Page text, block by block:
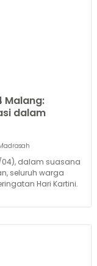
Malang:
dalam
04), dalam suasana
seluruh warga
Hari Kartini.